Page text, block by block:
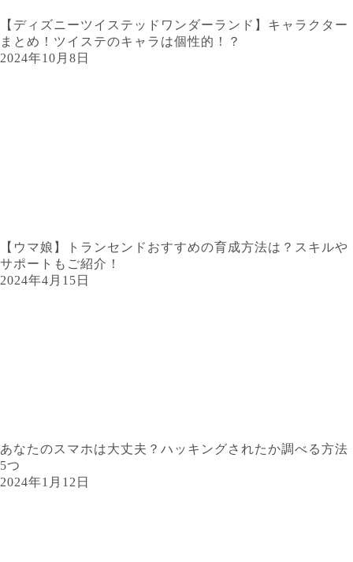
【ディズニーツイステッドワンダーランド】キャラクター
まとめ！ツイステのキャラは個性的！？
2024年10月8日
【ウマ娘】トランセンドおすすめの育成方法は？スキルや
サポートもご紹介！
2024年4月15日
あなたのスマホは大丈夫？ハッキングされたか調べる方法
5つ
2024年1月12日